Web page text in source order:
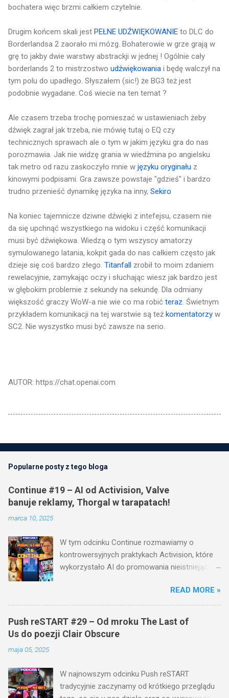
bochatera więc brzmi całkiem czytelnie.
Drugim końcem skali jest PEŁNE UDŹWIĘKOWANIE to DLC do
Borderlandsa 2 zaorało mi mózg. Bohaterowie w grze grają w
grę to jakby dwie warstwy abstrackji w jednej ! Ogólnie cały
borderlands 2 to mistrzostwo udźwiękowania i będę walczył na
tym polu do upadłego. Słyszałem (sic!) że BG3 też jest
podobnie wygadane. Coś wiecie na ten temat ?
Ale czasem trzeba trochę pomieszać w ustawieniach żeby
dźwięk zagrał jak trzeba, nie mówię tutaj o EQ czy
technicznych sprawach ale o tym w jakim języku gra do nas
porozmawia. Jak nie widzę grania w wiedźmina po angielsku
tak metro od razu zaskoczyło mnie w języku oryginału z
kinowymi podpisami. Gra zawsze powstaje "gdzieś" i bardzo
trudno przenieść dynamikę języka na inny, Sekiro
Na koniec tajemnicze dziwne dźwięki z intefejsu, czasem nie
da się upchnąć wszystkiego na widoku i część komunikacji
musi być dźwiękowa. Wiedzą o tym wszyscy amatorzy
symulowanego latania, kokpit gada do nas całkiem często jak
dzieje się coś bardzo złego. Titanfall zrobił to moim zdaniem
rewelacyjnie, zamykając oczy i słuchając wiesz jak bardzo jest
w głębokim problemie z sekundy na sekundę. Dla odmiany
większość graczy WoW-a nie wie co ma robić teraz . Świetnym
przykładem komunikacji na tej warstwie są też komentatorzy w
SC2. Nie wyszystko musi być zawsze na serio.
AUTOR: https://chat.openai.com
Popularne posty z tego bloga
Continue #19 – AI od Activision, Valve
banuje reklamy, Thorgal w tarapatach!
marca 10, 2025
W tym odcinku Continue rozmawiamy o
kontrowersyjnych praktykach Activision, które
wykorzystało AI do promowania nieistniejących
zakazuje wymuszonych reklam na Steamie! A
co z grą Thorgal ? Miała być hitem, a na razie
mamy komornika i problemy finansowe studia
Mighty Koi. Nie zabraknie też wieści o God of
komentarzach, co sądzisz o tych decyzjach! 🎮
🔥 ROZDZIAŁY: 00:00:00 - 00:00:15 INTRO
READ MORE »
Push reSTART #29 – Od mroku The Last of
Us do poezji Clair Obscure
maja 05, 2025
W najnowszym odcinku Push reSTART
tradycyjnie zaczynamy od krótkiego przeglądu